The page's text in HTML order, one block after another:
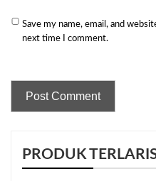
Save my name, email, and
next time I comment.
PRODUK